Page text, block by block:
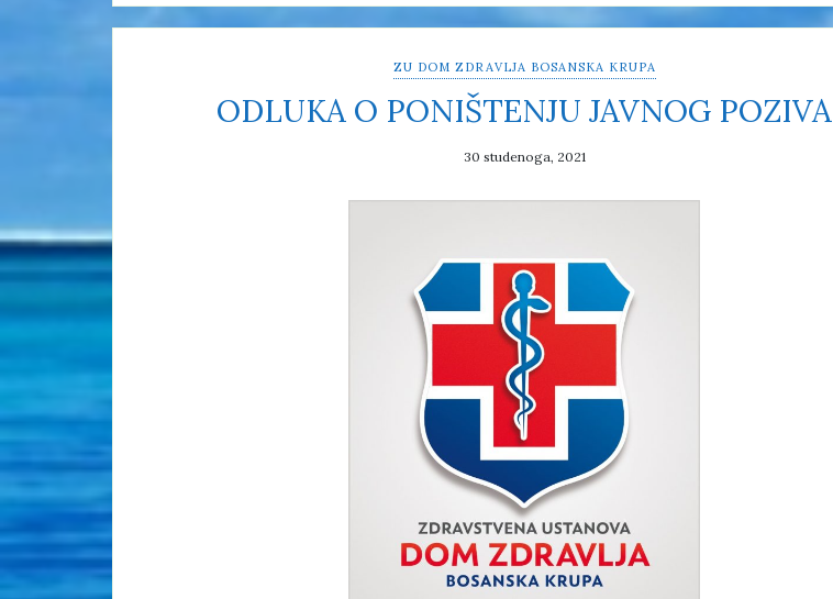
ZU DOM ZDRAVLJA BOSANSKA KRUPA
ODLUKA O PONIŠTENJU JAVNOG POZIVA
30 studenoga, 2021